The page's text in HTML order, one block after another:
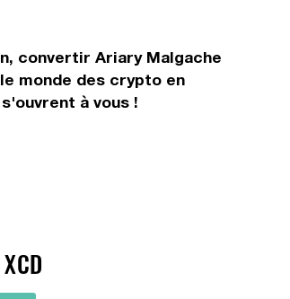
convertir Ariary Malgache
monde des crypto en
à vous !